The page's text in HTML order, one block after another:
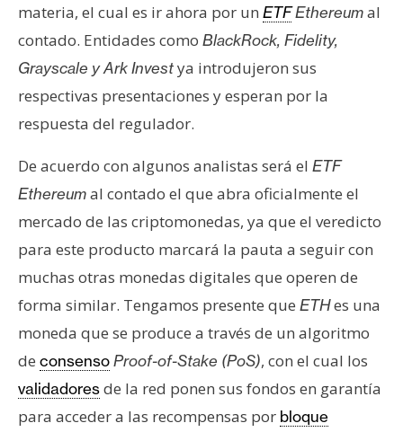
materia, el cual es ir ahora por un ETFEthereumal
contado. Entidades como BlackRock, Fidelity,
Grayscale y Ark Investya introdujeron sus
respectivas presentaciones y esperan por la
respuesta del regulador.
De acuerdo con algunos analistas será el ETF
Ethereumal contado el que abra oficialmente el
mercado de las criptomonedas, ya que el veredicto
para este producto marcará la pauta a seguir con
muchas otras monedas digitales que operen de
forma similar. Tengamos presente que ETHes una
moneda que se produce a través de un algoritmo
de consensoProof-of-Stake (PoS), con el cual los
validadoresde la red ponen sus fondos en garantía
para acceder a las recompensas por bloque